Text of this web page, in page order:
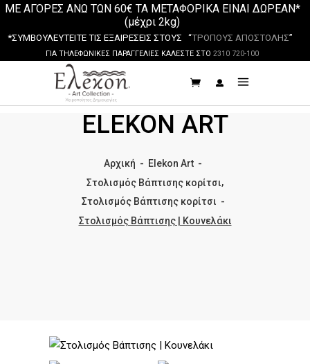
ΜΕ ΑΓΟΡΕΣ ΑΝΩ ΤΩΝ 60€ ΤΑ ΜΕΤΑΦΟΡΙΚΑ ΕΙΝΑΙ ΔΩΡΕΑΝ*
(μέχρι 2kg)
*ΣΥΜΒΟΥΛΕΥΤΕΙΤΕ ΤΙΣ ΕΞΑΙΡΕΣΕΙΣ ΣΤΟΥΣ “ΤΡΟΠΟΥΣ ΑΠΟΣΤΟΛΗΣ”
ΓΙΑ ΤΗΛΕΦΩΝΙΚΕΣ ΠΑΡΑΓΓΕΛΙΕΣ ΚΑΛΕΣΤΕ ΣΤΟ 2310 720-100
ELEKON ART
Αρχική - Elekon Art -
Στολισμός Βάπτισης κορίτσι,
Στολισμός Βάπτισης κορίτσι -
Στολισμός Βάπτισης | Κουνελάκι